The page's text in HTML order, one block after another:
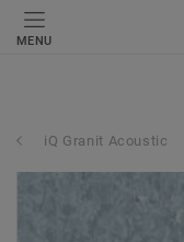
MENU
iQ Granit Acoustic